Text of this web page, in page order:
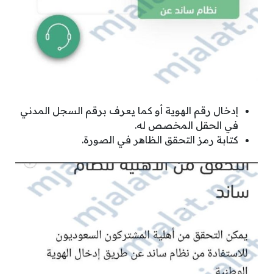
إدخال رقم الهوية أو كما يعرف برقم السجل المدني
في الحقل المخصص له.
كتابة رمز التحقق الظاهر في الصورة.